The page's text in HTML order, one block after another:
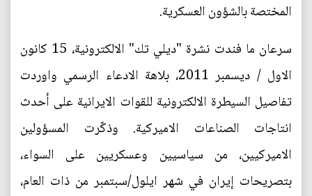
المختصة بالشؤون العسكرية.
سرعان ما فندت نشرة "ديلي تك" الالكترونية، 15 كانون
الاول / ديسمبر 2011، بلاهة الادعاء الرسمي واوردت
تفاصيل السيطرة الالكترونية للقوات الايرانية على أحدث
انتاجات الصناعات الاميركية. وذكّرت المسؤولين
الاميركيين، من سياسيين وعسكريين على السواء،
بتصريحات إيران في شهر ايلول/سبتمبر من ذات العام،